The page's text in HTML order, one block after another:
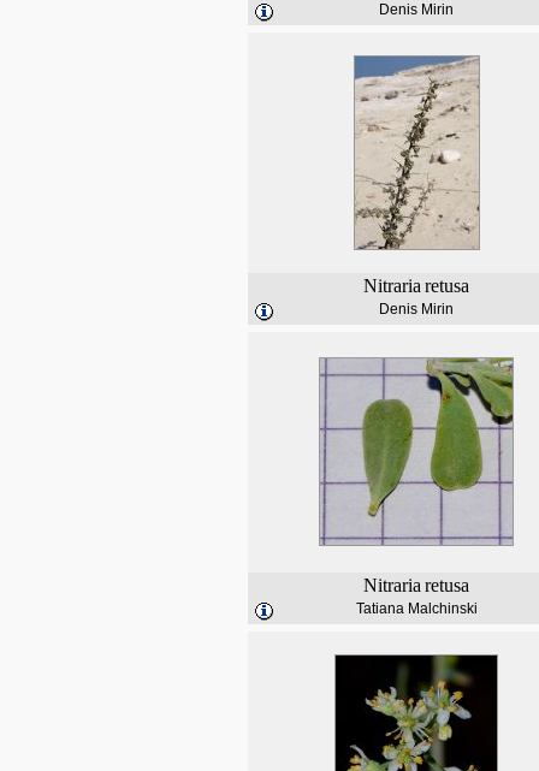
Denis Mirin
Nitraria retusa
Denis Mirin
Nitraria retusa
Tatiana Malchinski